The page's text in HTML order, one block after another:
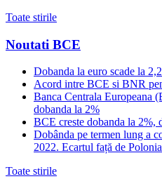
Toate stirile
Noutati BCE
Dobanda la euro scade la
Acord intre BCE si BNR
Banca Centrala Europeana
dobanda la 2%
BCE creste dobanda la 2%,
Dobânda pe termen lung a
2022. Ecartul față de
Toate stirile